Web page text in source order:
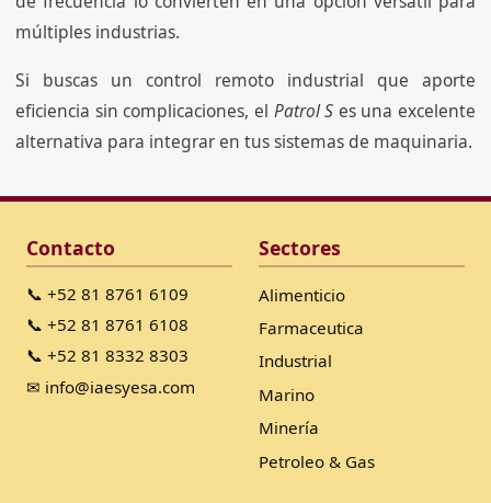
múltiples industrias.
Si buscas un control remoto industrial que aporte
eficiencia sin complicaciones, el Patrol S es una excelente
alternativa para integrar en tus sistemas de maquinaria.
Contacto
📞 +52 81 8761 6109
📞 +52 81 8761 6108
📞 +52 81 8332 8303
✉ info@iaesyesa.com
Sectores
Alimenticio
Farmaceutica
Industrial
Marino
Minería
Petroleo & Gas